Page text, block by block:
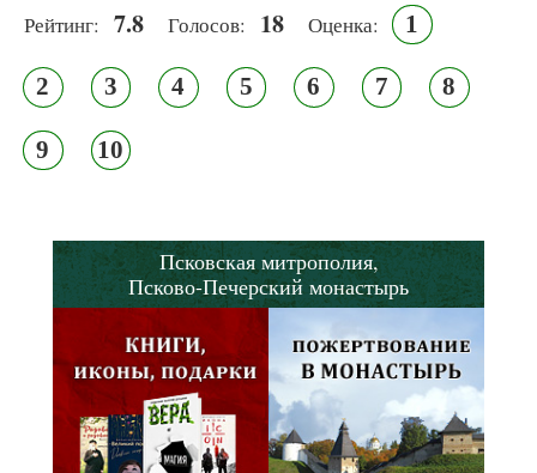
Рейтинг: 7.8 Голосов: 18 Оценка: 1
2 3 4 5 6 7 8
9 10
Псковская митрополия,
Псково-Печерский монастырь